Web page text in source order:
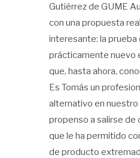
Gutiérrez de GUME
con una propuesta
interesante: la
prácticamente nuevo
que, hasta ahora,
Es Tomás un
alternativo en nuestro
propenso a salirse de
que le ha permitido
de producto